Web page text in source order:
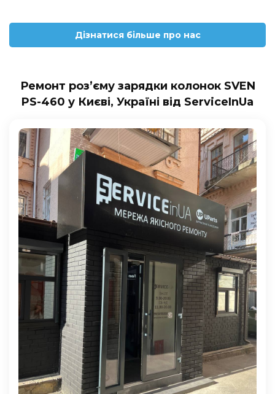
Дізнатися більше про нас
Ремонт роз’єму зарядки колонок SVEN
PS-460 у Києві, Україні від ServiceInUa